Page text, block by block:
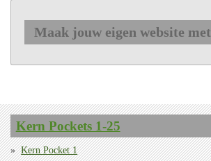
Maak jouw eigen website met
Kern Pockets 1-25
Kern Pocket 1